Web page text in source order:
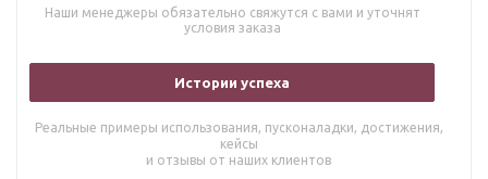
Наши менеджеры обязательно свяжутся с вами и уточнят
условия заказа
Истории успеха
Реальные примеры использования, пусконаладки, достижения,
кейсы
и отзывы от наших клиентов